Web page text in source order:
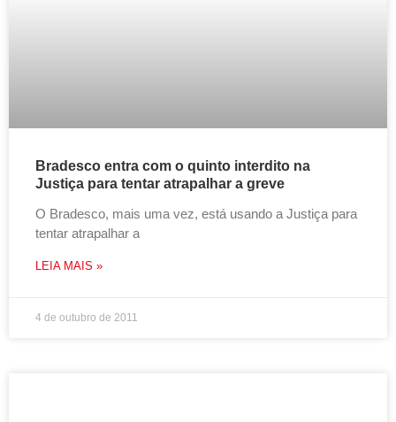
Bradesco entra com o quinto interdito na
Justiça para tentar atrapalhar a greve
O Bradesco, mais uma vez, está usando a Justiça para
tentar atrapalhar a
LEIA MAIS »
4 de outubro de 2011